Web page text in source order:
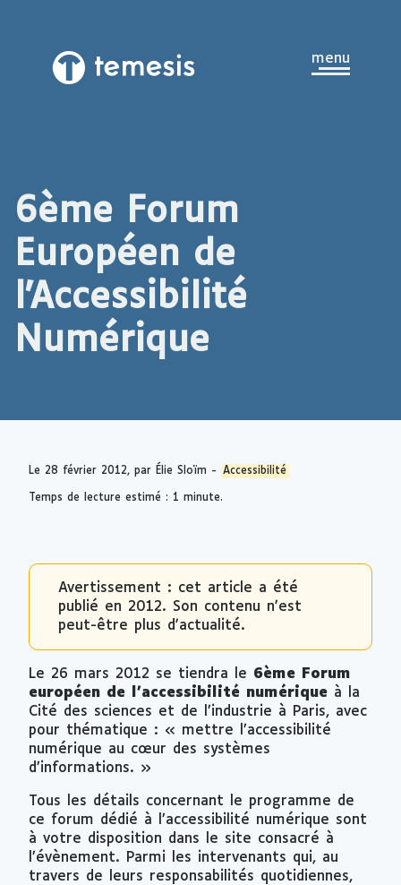
Temesis,
retour
ouvrir
le
menu
6ème Forum
Européen de
l'Accessibilité
Numérique
Le 28 février 2012, par Élie Sloïm - Accessibilité
Temps de lecture estimé : 1 minute.
Avertissement : cet article a été
publié en 2012. Son contenu n'est
peut-être plus d'actualité.
Le 26 mars 2012 se tiendra le 6ème Forum
européen de l’accessibilité numérique à la
Cité des sciences et de l’industrie à Paris, avec
pour thématique : « mettre l’accessibilité
numérique au cœur des systèmes
d’informations. »
Tous les détails concernant le programme de
ce forum dédié à l’accessibilité numérique sont
à votre disposition dans le site consacré à
l’évènement. Parmi les intervenants qui, au
travers de leurs responsabilités quotidiennes,